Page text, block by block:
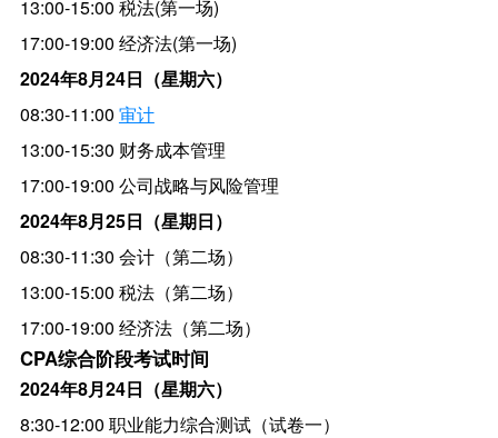
13:00-15:00 税法(第一场)
17:00-19:00 经济法(第一场)
2024年8月24日（星期六）
08:30-11:00 审计
13:00-15:30 财务成本管理
17:00-19:00 公司战略与风险管理
2024年8月25日（星期日）
08:30-11:30 会计（第二场）
13:00-15:00 税法（第二场）
17:00-19:00 经济法（第二场）
CPA综合阶段考试时间
2024年8月24日（星期六）
8:30-12:00 职业能力综合测试（试卷一）